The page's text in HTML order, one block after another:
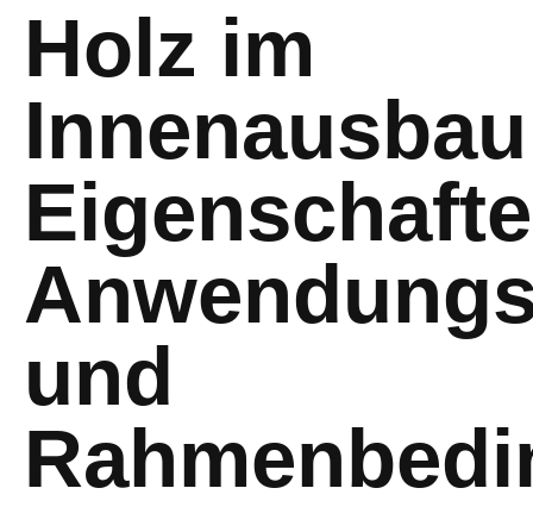
Holz im
und